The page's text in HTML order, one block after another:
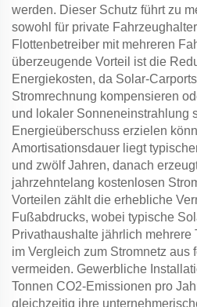
werden. Dieser Schutz führt zu
sowohl für private
Flottenbetreiber mit mehreren
überzeugende Vorteil ist die
Energiekosten, da Solar-
Stromrechnung kompensieren
und lokaler Sonneneinstrahlung
Energieüberschuss erzielen
Amortisationsdauer liegt
und zwölf Jahren, danach
jahrzehntelang kostenlosen
Vorteilen zählt die erhebliche
Fußabdrucks, wobei typische
Privathaushalte jährlich mehrere
im Vergleich zum Stromnetz aus
vermeiden. Gewerbliche
Tonnen CO2-Emissionen pro
gleichzeitig ihre